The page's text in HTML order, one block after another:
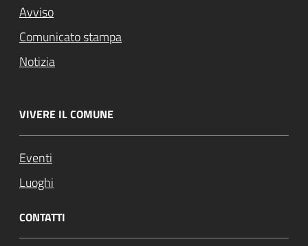
Avviso
Comunicato stampa
Notizia
VIVERE IL COMUNE
Eventi
Luoghi
CONTATTI